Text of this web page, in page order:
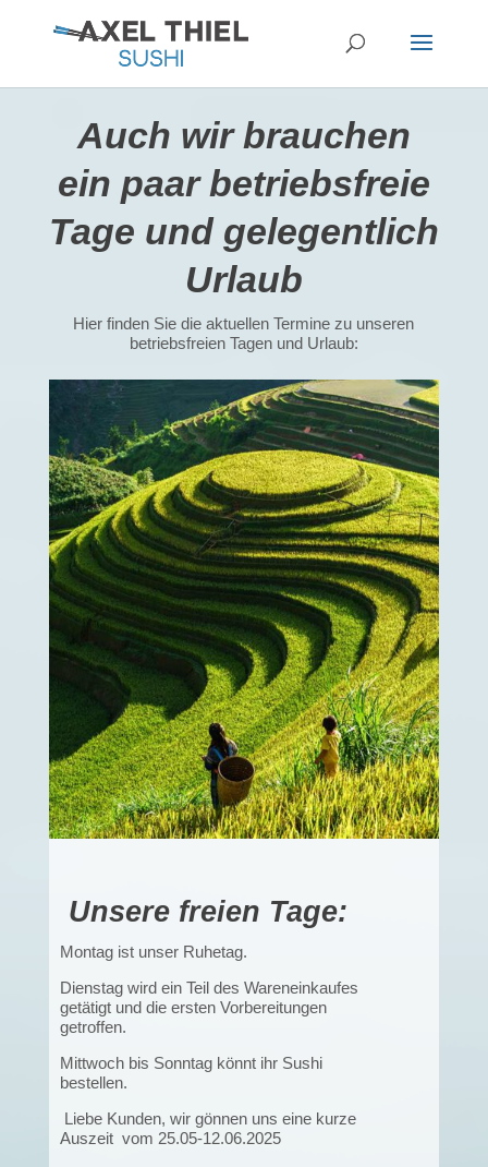
Auch wir brauchen
ein paar betriebsfreie
Tage und gelegentlich
Urlaub
Hier finden Sie die aktuellen Termine zu unseren
betriebsfreien Tagen und Urlaub:
Unsere freien Tage:
Montag ist unser Ruhetag.
Dienstag wird ein Teil des Wareneinkaufes
getätigt und die ersten Vorbereitungen
getroffen.
Mittwoch bis Sonntag könnt ihr Sushi
bestellen.
Liebe Kunden, wir gönnen uns eine kurze
Auszeit vom 25.05-12.06.2025